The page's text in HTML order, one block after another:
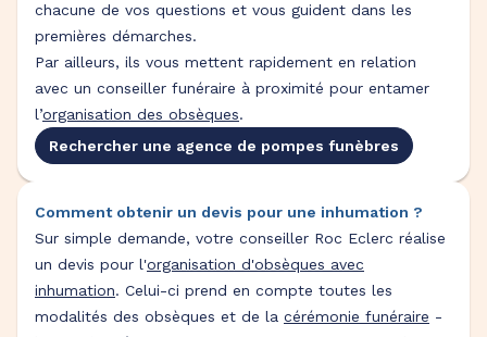
chacune de vos questions et vous guident dans les
premières démarches.
Par ailleurs, ils vous mettent rapidement en relation
avec un conseiller funéraire à proximité pour entamer
l’organisation des obsèques.
Rechercher une agence de pompes funèbres
Comment obtenir un devis pour une inhumation ?
Sur simple demande, votre conseiller Roc Eclerc réalise
un devis pour l'organisation d'obsèques avec
inhumation. Celui-ci prend en compte toutes les
modalités des obsèques et de la cérémonie funéraire -